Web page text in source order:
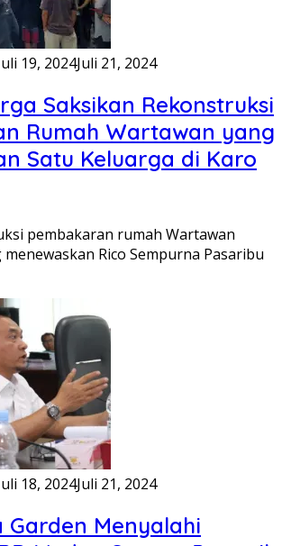
19, 2024Juli 21, 2024
Saksikan Rekonstruksi
Rumah Wartawan yang
Satu Keluarga di Karo
pembakaran rumah Wartawan
Rico Sempurna Pasaribu
18, 2024Juli 21, 2024
Garden Menyalahi